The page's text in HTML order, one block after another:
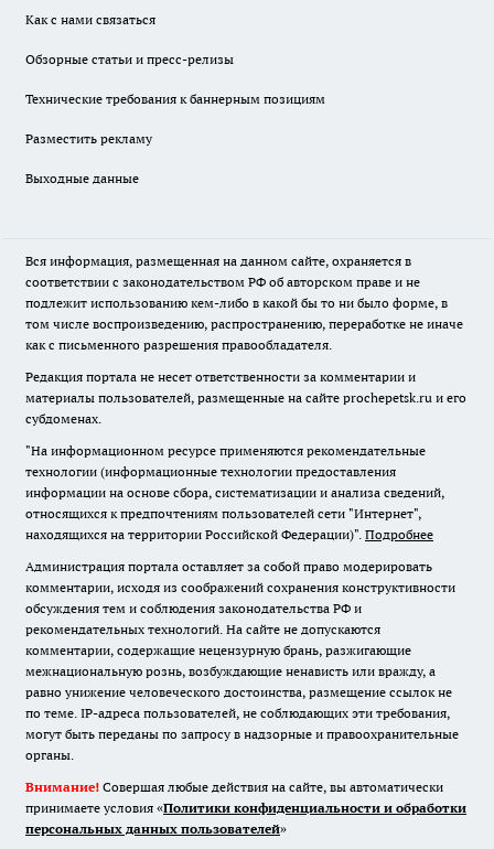
Как с нами связаться
Обзорные статьи и пресс-релизы
Технические требования к баннерным позициям
Разместить рекламу
Выходные данные
Вся информация, размещенная на данном сайте, охраняется в
соответствии с законодательством РФ об авторском праве и не
подлежит использованию кем-либо в какой бы то ни было форме, в
том числе воспроизведению, распространению, переработке не иначе
как с письменного разрешения правообладателя.
Редакция портала не несет ответственности за комментарии и
материалы пользователей, размещенные на сайте prochepetsk.ru и его
субдоменах.
"На информационном ресурсе применяются рекомендательные
технологии (информационные технологии предоставления
информации на основе сбора, систематизации и анализа сведений,
относящихся к предпочтениям пользователей сети "Интернет",
находящихся на территории Российской Федерации)". Подробнее
Администрация портала оставляет за собой право модерировать
комментарии, исходя из соображений сохранения конструктивности
обсуждения тем и соблюдения законодательства РФ и
рекомендательных технологий. На сайте не допускаются
комментарии, содержащие нецензурную брань, разжигающие
межнациональную рознь, возбуждающие ненависть или вражду, а
равно унижение человеческого достоинства, размещение ссылок не
по теме. IP-адреса пользователей, не соблюдающих эти требования,
могут быть переданы по запросу в надзорные и правоохранительные
органы.
Внимание! Совершая любые действия на сайте, вы автоматически
принимаете условия «Политики конфиденциальности и обработки
персональных данных пользователей»